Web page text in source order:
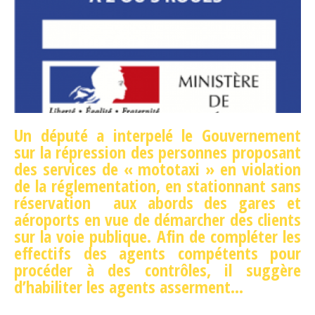
Un député a interpelé le Gouvernement
sur la répression des personnes proposant
des services de « mototaxi » en violation
de la réglementation, en stationnant sans
réservation aux abords des gares et
aéroports en vue de démarcher des clients
sur la voie publique. Afin de compléter les
effectifs des agents compétents pour
procéder à des contrôles, il suggère
d’habiliter les agents asserment...